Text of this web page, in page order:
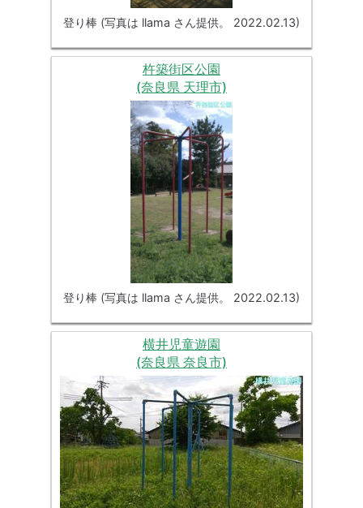
登り棒 (写真は llama さん提供。 2022.02.13)
杵築街区公園
(奈良県 天理市)
登り棒 (写真は llama さん提供。 2022.02.13)
横井児童遊園
(奈良県 奈良市)